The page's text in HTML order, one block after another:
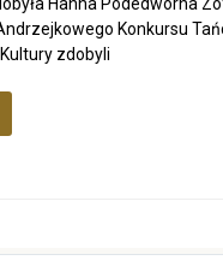
Konkursu
zdobyli